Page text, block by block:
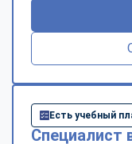
Есть учебный
Специалист